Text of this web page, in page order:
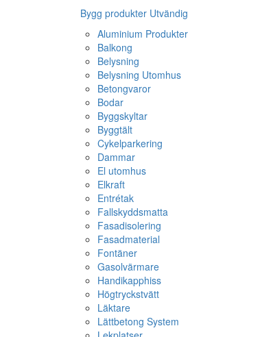
Bygg produkter Utvändig
Aluminium Produkter
Balkong
Belysning
Belysning Utomhus
Betongvaror
Bodar
Byggskyltar
Byggtält
Cykelparkering
Dammar
El utomhus
Elkraft
Entrétak
Fallskyddsmatta
Fasadisolering
Fasadmaterial
Fontäner
Gasolvärmare
Handikapphiss
Högtryckstvätt
Läktare
Lättbetong System